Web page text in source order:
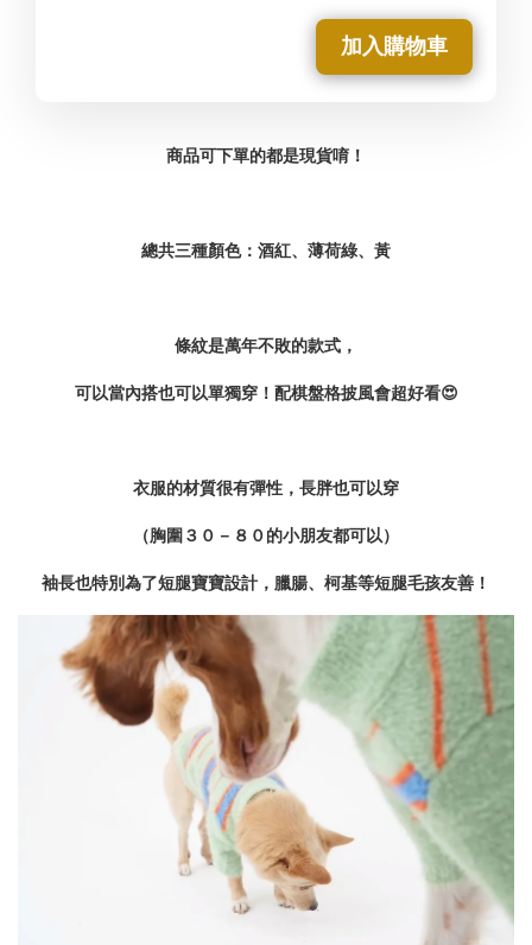
加入購物車
商品可下單的都是現貨唷！
總共三種顏色：酒紅、薄荷綠、黃
條紋是萬年不敗的款式，
可以當內搭也可以單獨穿！ 配棋盤格披風會超好看😍
衣服的材質很有彈性，長胖也可以穿
（胸圍３０－８０的小朋友都可以）
袖長也特別為了短腿寶寶設計， 臘腸、柯基等短腿毛孩友善！